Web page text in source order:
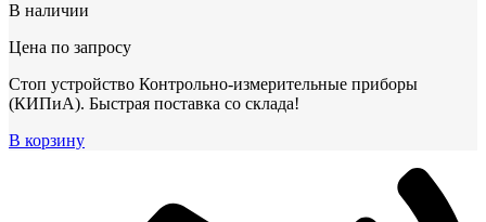
В наличии
Цена по запросу
Стоп устройство Контрольно-измерительные приборы
(КИПиА). Быстрая поставка со склада!
В корзину